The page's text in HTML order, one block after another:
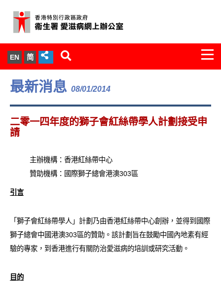
EN 简
關於我們
服務範圍
文件櫃
統計數字
愛滋病呈報表格
其他
最新消息 08/01/2014
二零一四年度的獅子會紅絲帶學人計劃接受申
請
主辦機構：香港紅絲帶中心
贊助機構：國際獅子總會港澳303區
引言
「獅子會紅絲帶學人」計劃乃由香港紅絲帶中心創辦，並得到國際
獅子總會中國港澳303區的贊助。該計劃旨在鼓勵中國內地素有經
驗的專家，到香港進行有關防治愛滋病的培訓或研究活動。
目的